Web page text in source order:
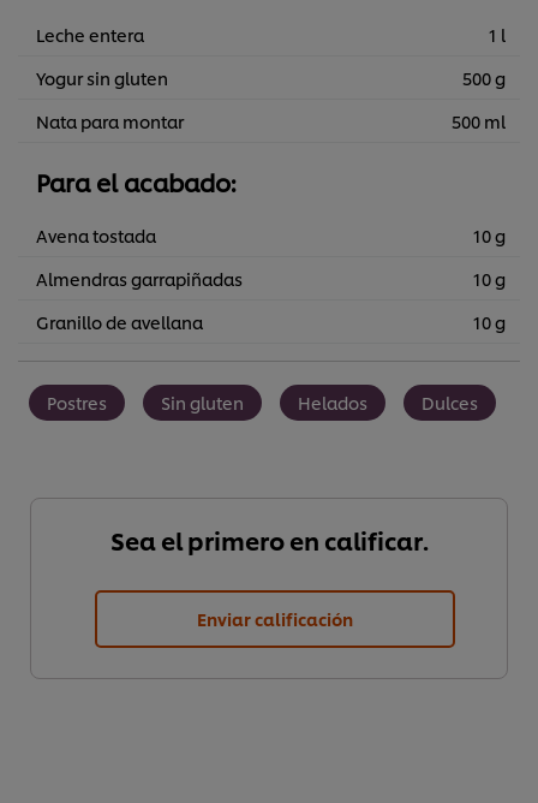
Leche entera
1 l
Yogur sin gluten
500 g
Nata para montar
500 ml
Para el acabado:
Avena tostada
10 g
Almendras garrapiñadas
10 g
Granillo de avellana
10 g
Postres Sin gluten Helados Dulces
Sea el primero en calificar.
Enviar calificación